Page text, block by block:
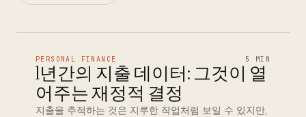
PERSONAL FINANCE 5 MIN
1년간의 지출 데이터: 그것이 열
어주는 재정적 결정
지출을 추적하는 것은 지루한 작업처럼 보일 수 있지만,